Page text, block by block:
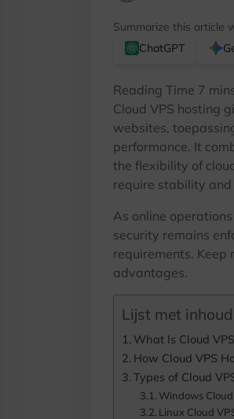
Summarize this article
ChatGPT
Cloud VPS hosting
websites,
performance. It
the flexibility of
require stability
As online
security remains
requirements. Keep
advantages.
Lijst met
What Is Cloud
How Cloud VPS
Types of Cloud
Windows
Linux Cloud